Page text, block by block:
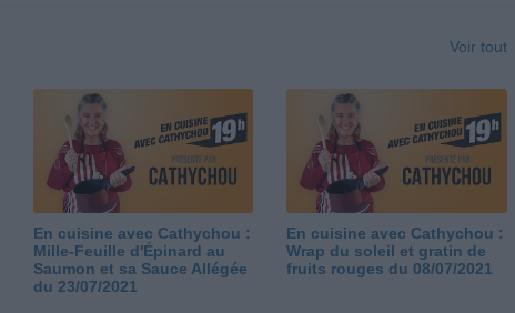
Voir tout
En cuisine avec Cathychou :
Mille-Feuille d'Épinard au
Saumon et sa Sauce Allégée
du 23/07/2021
En cuisine avec Cathychou :
Wrap du soleil et gratin de
fruits rouges du 08/07/2021